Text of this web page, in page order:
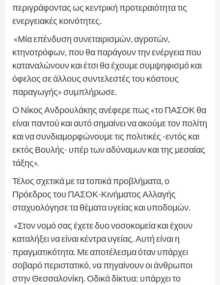
περιγράφοντας ως κεντρική προτεραιότητα τις
ενεργειακές κοινότητες.
«Μία επένδυση συνεταιρισμών, αγροτών,
κτηνοτρόφων, που θα παράγουν την ενέργεια που
καταναλώνουν και έτσι θα έχουμε συμψηφισμό και
όφελος σε άλλους συντελεστές του κόστους
παραγωγής» συμπλήρωσε.
Ο Νίκος Ανδρουλάκης ανέφερε πως «το ΠΑΣΟΚ θα
είναι παντού και αυτό σημαίνει να ακούμε τον πολίτη
και να συνδιαμορφώνουμε τις πολιτικές -εντός και
εκτός Βουλής- υπέρ των αδύναμων και της μεσαίας
τάξης».
Τέλος σχετικά με τα τοπικά προβλήματα, ο
Πρόεδρος του ΠΑΣΟΚ-Κινήματος Αλλαγής
σταχυολόγησε τα θέματα υγείας και υποδομών.
«Στον νομό σας έχετε δυο νοσοκομεία και έχουν
καταλήξει να είναι κέντρα υγείας. Αυτή είναι η
πραγματικότητα. Με αποτέλεσμα όταν υπάρχει
σοβαρό περιστατικό, να πηγαίνουν οι άνθρωποι
στην Θεσσαλονίκη. Οδικά δίκτυα: υπάρχει το